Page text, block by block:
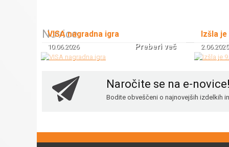
Novice
VISA nagradna igra
10.06.2026 Preberi več
Izšla
2.06.2025
Naročite se na e-
Bodite obveščeni o najnovejših izdelkih